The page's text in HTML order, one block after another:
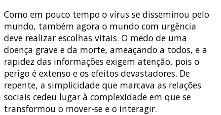
Como em pouco tempo o vírus se disseminou pelo
mundo, também agora o mundo com urgência
deve realizar escolhas vitais. O medo de uma
doença grave e da morte, ameaçando a todos, e a
rapidez das informações exigem atenção, pois o
perigo é extenso e os efeitos devastadores. De
repente, a simplicidade que marcava as relações
sociais cedeu lugar à complexidade em que se
transformou o mover-se e o interagir.